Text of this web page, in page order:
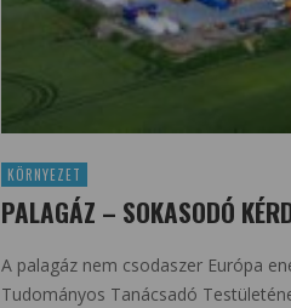
KÖRNYEZET
PALAGÁZ – SOKASODÓ
A palagáz nem csodaszer Európa
Tudományos Tanácsadó